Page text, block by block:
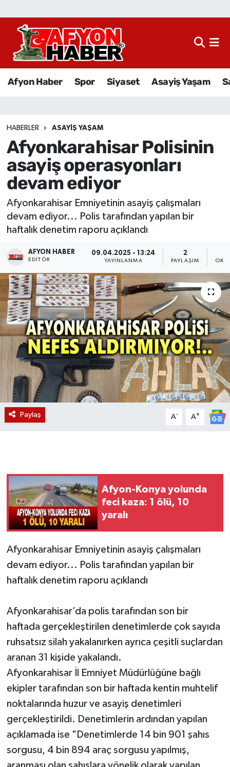
Afyon Haber Spor Siyaset Asayiş Yaşam
HABERLER ASAYIŞ YAŞAM
Afyonkarahisar Polisinin
asayiş operasyonları
devam ediyor
Afyonkarahisar Emniyetinin asayiş çalışmaları
devam ediyor... Polis tarafından yapılan bir
haftalık denetim raporu açıklandı
AFYON HABER
EDITÖR
09.04.2025 - 13:24
YAYINLANMA
2
PAYLAŞIM
Paylaş A- A+
Afyon-Konya yolunda
feci kaza: 1 ölü, 10
yaralı
Afyonkarahisar Emniyetinin asayiş çalışmaları
devam ediyor... Polis tarafından yapılan bir
haftalık denetim raporu açıklandı
Afyonkarahisar’da polis tarafından son bir
haftada gerçekleştirilen denetimlerde çok sayıda
ruhsatsız silah yakalanırken ayrıca çeşitli suçlardan
aranan 31 kişide yakalandı.
Afyonkarahisar İl Emniyet Müdürlüğüne bağlı
ekipler tarafından son bir haftada kentin muhtelif
noktalarında huzur ve asayiş denetimleri
gerçekleştirildi. Denetimlerin ardından yapılan
açıklamada ise "Denetimlerde 14 bin 901 şahıs
sorgusu, 4 bin 894 araç sorgusu yapılmış,
Afyon Haber
Sağlık
Eğitim
Ekonomi
Magazin
Etkinlikler